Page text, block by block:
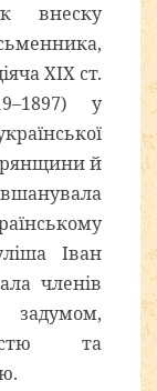
внеску
ХІХ ст.
у
й
Іван
членів
та